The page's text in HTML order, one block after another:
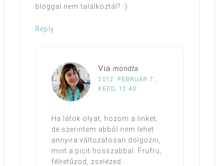
bloggal nem találkoztál? :)
Reply
Via mondta
2012. FEBRUÁR 7.,
KEDD, 12:40
Ha látok olyat, hozom a linket,
de szerintem abból nem lehet
annyira változatosan dolgozni,
mint a picit hosszabbal. Frufru,
félretűzöd, zselézed…